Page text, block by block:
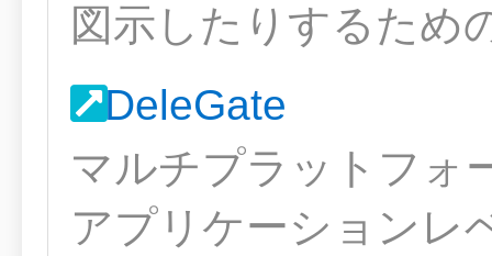
図示したりするため
DeleGate
マルチプラットフォ
アプリケーションレ